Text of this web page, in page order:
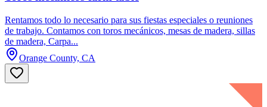
Rentamos todo lo necesario para sus fiestas especiales o reuniones
de trabajo. Contamos con toros mecánicos, mesas de madera, sillas
de madera, Carpa...
Orange County, CA